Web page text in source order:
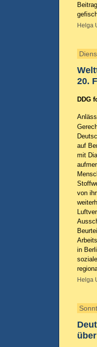
Helga
20.
DDG
auf
mit
von
in
Helga